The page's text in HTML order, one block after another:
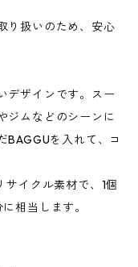
り扱いのため、安心
デザインです。スー
ジムなどのシーンに
BAGGUを入れて、コ
イクル素材で、1個
相当します。